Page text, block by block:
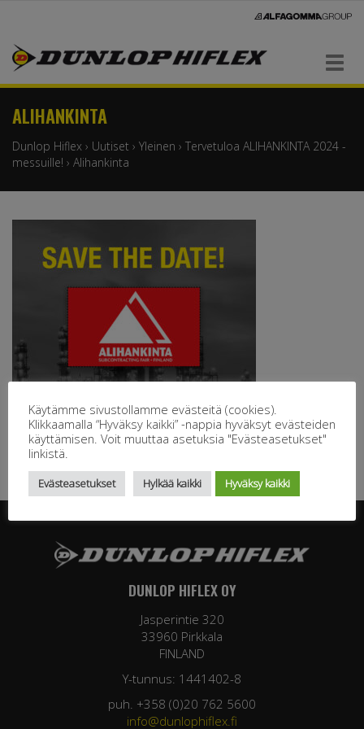
Navigaatio
ALIHANKINTA
Dunlop Hiflex › Uutiset › Yleinen › Tervetuloa ALIHANKINTA 2024 -
messuille! › Alihankinta
DUNLOP HIFLEX OY
Jasperintie 320
33960 Pirkkala
FINLAND
Y-tunnus: 1441402-8
puh. +358 (0)20 762 5600
info@dunlophiflex.fi
Käytämme sivustollamme evästeitä (cookies).
Klikkaamalla “Hyväksy kaikki” -nappia hyväksyt evästeiden
käyttämisen. Voit muuttaa asetuksia "Evästeasetukset"
linkistä.
Evästeasetukset Hylkää kaikki Hyväksy kaikki